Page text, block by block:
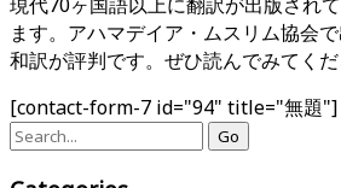
現代70ヶ国語以上に翻訳が出版され
ます。アハマデイア・ムスリム協会
和訳が評判です。ぜひ読んでみてくだ
[contact-form-7 id="94" title="無題"]
Search